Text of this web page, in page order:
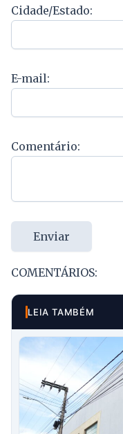
Cidade/Estado:
E-mail:
Comentário:
Enviar
COMENTÁRIOS:
LEIA TAMBÉM